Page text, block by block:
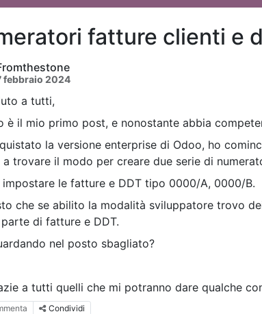
fatture clienti e
febbraio 2024
a tutti,
è il mio primo post, e nonostante abbia
la versione enterprise di Odoo, ho
a trovare il modo per creare due serie di
impostare le fatture e DDT tipo 0000/A, 0000/B.
che se abilito la modalità sviluppatore trovo
di fatture e DDT.
nel posto sbagliato?
a tutti quelli che mi potranno dare qualche
Condividi